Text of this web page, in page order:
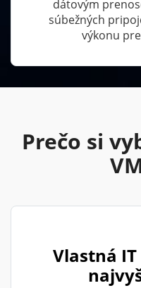
dátovým
súbežných
výkonu
Prečo si
Vlastná